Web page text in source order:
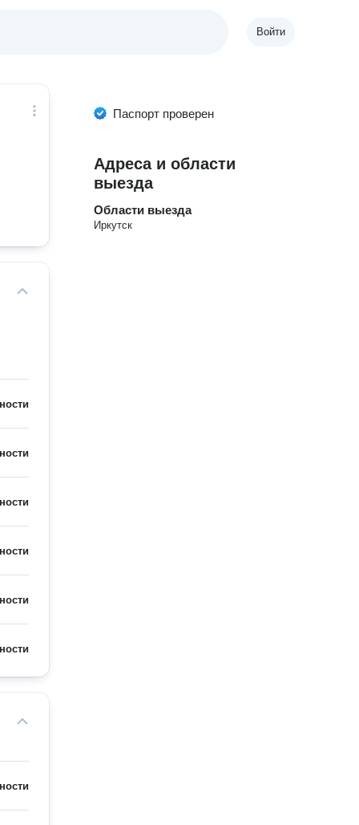
Войти
Паспорт проверен
Адреса и области
выезда
Области выезда
Иркутск